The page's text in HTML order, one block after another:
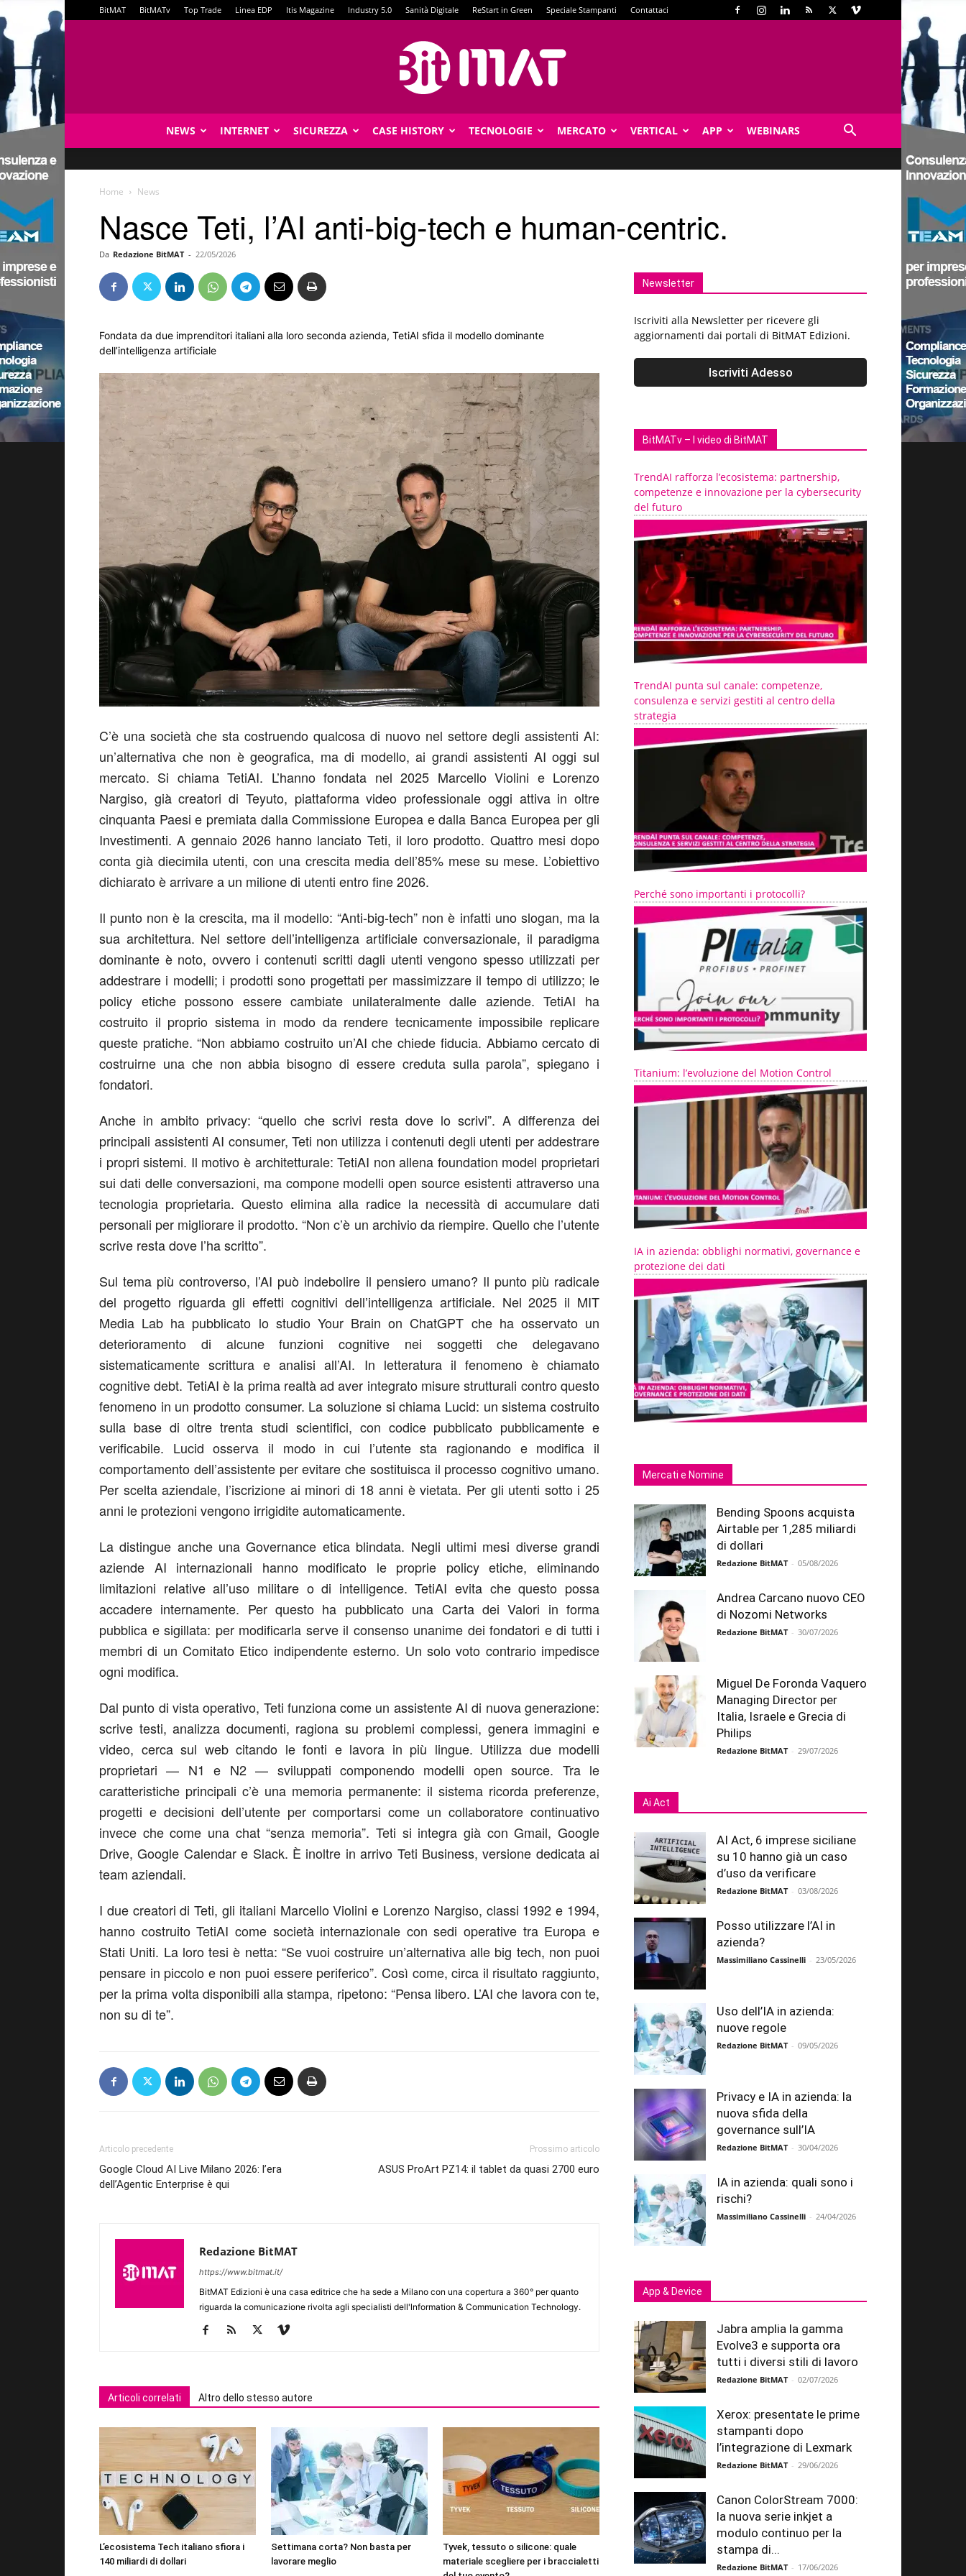
BitMAT BitMATv Top Trade Linea EDP Itis Magazine Industry 5.0 Sanità Digitale ReStart in Green Speciale Stampanti Contattaci
NEWS INTERNET SICUREZZA CASE HISTORY TECNOLOGIE MERCATO VERTICAL APP WEBINARS
Home News
Nasce Teti, l’AI anti-big-tech e human-centric.
Da Redazione BitMAT - 22/05/2026
Fondata da due imprenditori italiani alla loro seconda azienda, TetiAI sfida il modello dominante
dell’intelligenza artificiale
C’è una società che sta costruendo qualcosa di nuovo nel settore degli assistenti AI:
un’alternativa che non è geografica, ma di modello, ai grandi assistenti AI oggi sul
mercato. Si chiamaTetiAI. L’hanno fondata nel 2025 Marcello Violini e Lorenzo
Nargiso, già creatori di Teyuto, piattaforma video professionale oggi attiva in oltre
cinquanta Paesi e premiata dalla Commissione Europea e dalla Banca Europea per gli
Investimenti. A gennaio 2026 hanno lanciato Teti, il loro prodotto. Quattro mesi dopo
conta già diecimila utenti, con una crescita media dell’85% mese su mese. L’obiettivo
dichiarato è arrivare a un milione di utenti entro fine 2026.
Il punto non è la crescita, ma il modello:“Anti-big-tech” non è infatti uno slogan, ma la
sua architettura. Nel settore dell’intelligenza artificiale conversazionale, il paradigma
dominante è noto, ovvero i contenuti scritti dagli utenti vengono spesso utilizzati per
addestrare i modelli; i prodotti sono progettati per massimizzare il tempo di utilizzo; le
policy etiche possono essere cambiate unilateralmente dalle aziende.TetiAI ha
costruito il proprio sistema in modo da rendere tecnicamente impossibile replicare
queste pratiche.“Non abbiamo costruito un’AI che chiede fiducia. Abbiamo cercato di
costruirne una che non abbia bisogno di essere creduta sulla parola”, spiegano i
fondatori.
Anche in ambito privacy: “quello che scrivi resta dove lo scrivi”. A differenza dei
principali assistenti AI consumer, Teti non utilizza i contenuti degli utenti per addestrare
i propri sistemi. Il motivo è architetturale:TetiAI non allena foundation model proprietari
sui dati delle conversazioni, ma compone modelli open source esistenti attraverso una
tecnologia proprietaria. Questo elimina alla radice la necessità di accumulare dati
personali per migliorare il prodotto. “Non c’è un archivio da riempire. Quello che l’utente
scrive resta dove l’ha scritto”.
Sul tema più controverso, l’AI può indebolire il pensiero umano? Il punto più radicale
del progetto riguardagli effetti cognitivi dell’intelligenza artificiale. Nel 2025 il MIT
Media Lab ha pubblicato lo studio Your Brain on ChatGPT che ha osservato un
deterioramento di alcune funzioni cognitive nei soggetti che delegavano
sistematicamente scrittura e analisi all’AI. In letteratura il fenomeno è chiamato
cognitivedebt. TetiAI è la prima realtà ad aver integrato misure strutturali contro questo
fenomeno in un prodotto consumer. La soluzione si chiama Lucid: un sistema costruito
sulla base di oltre trenta studi scientifici, con codice pubblicato pubblicamente e
verificabile. Lucid osserva il modo in cui l’utente sta ragionando e modifica il
comportamento dell’assistente per evitare che sostituisca il processo cognitivo umano.
Per scelta aziendale, l’iscrizione ai minori di 18 anni è vietata. Per gli utenti sotto i 25
anni le protezioni vengono irrigidite automaticamente.
La distingue anche unaGovernance etica blindata. Negli ultimi mesi diverse grandi
aziende AI internazionali hanno modificato le proprie policy etiche, eliminando
limitazioni relative all’uso militare o di intelligence.TetiAI evita che questo possa
accadere internamente. Per questo ha pubblicato una Carta dei Valori in forma
pubblica e sigillata: per modificarla serve il consenso unanime dei fondatori e di tutti i
membri di un Comitato Etico indipendente esterno. Un solo voto contrario impedisce
ogni modifica.
Dal punto di vista operativo, Teti funziona come un assistente AI di nuova generazione:
scrive testi, analizza documenti, ragiona su problemi complessi, genera immagini e
video, cerca sul web citando le fonti e lavora in più lingue. Utilizza due modelli
proprietari — N1 e N2 — sviluppati componendo modelli open source. Tra le
caratteristiche principali c’è una memoria permanente: il sistema ricorda preferenze,
progetti e decisioni dell’utente per comportarsi come un collaboratore continuativo
invece che come una chat “senza memoria”. Teti si integra già conGmail, Google
Drive, Google Calendare Slack. È inoltre in arrivo Teti Business, versione dedicata ai
team aziendali.
I due creatori di Teti, gli italiani Marcello Violini e Lorenzo Nargiso, classi 1992 e 1994,
hanno costruitoTetiAI come società internazionale con sedi operative tra Europa e
Stati Uniti. La loro tesi è netta: “Se vuoi costruire un’alternativa alle big tech, non puoi
pensare in piccolo e non puoi essere periferico”. Così come, circa il risultato raggiunto,
per la prima volta disponibili alla stampa, ripetono: “Pensa libero. L’AI che lavora con te,
non su di te”.
Articolo precedente
Google Cloud AI Live Milano 2026: l’era
dell’Agentic Enterprise è qui
Prossimo articolo
ASUS ProArt PZ14: il tablet da quasi 2700 euro
Redazione BitMAT
https://www.bitmat.it/
BitMAT Edizioni è una casa editrice che ha sede a Milano con una copertura a 360° per quanto
riguarda la comunicazione rivolta agli specialisti dell'lnformation & Communication Technology.
Articoli correlati Altro dello stesso autore
L’ecosistema Tech italiano sfiora i
140 miliardi di dollari
Settimana corta? Non basta per
lavorare meglio
Tyvek, tessuto o silicone: quale
materiale scegliere per i braccialetti
Newsletter
Iscriviti alla Newsletter per ricevere gli
aggiornamenti dai portali di BitMAT Edizioni.
BitMATv – I video di BitMAT
TrendAI rafforza l’ecosistema: partnership,
competenze e innovazione per la cybersecurity
del futuro
TrendAI punta sul canale: competenze,
consulenza e servizi gestiti al centro della
strategia
Perché sono importanti i protocolli?
Titanium: l’evoluzione del Motion Control
IA in azienda: obblighi normativi, governance e
protezione dei dati
Mercati e Nomine
Bending Spoons acquista
Airtable per 1,285 miliardi
di dollari
Redazione BitMAT - 05/08/2026
Andrea Carcano nuovo CEO
di Nozomi Networks
Redazione BitMAT - 30/07/2026
Miguel De Foronda Vaquero
Managing Director per
Italia, Israele e Grecia di
Philips
Redazione BitMAT - 29/07/2026
Ai Act
AI Act, 6 imprese siciliane
su 10 hanno già un caso
d’uso da verificare
Redazione BitMAT - 03/08/2026
Posso utilizzare l’AI in
azienda?
Massimiliano Cassinelli - 23/05/2026
Uso dell’IA in azienda:
nuove regole
Redazione BitMAT - 09/05/2026
Privacy e IA in azienda: la
nuova sfida della
governance sull’IA
Redazione BitMAT - 30/04/2026
IA in azienda: quali sono i
rischi?
Massimiliano Cassinelli - 24/04/2026
App & Device
Jabra amplia la gamma
Evolve3 e supporta ora
tutti i diversi stili di lavoro
Redazione BitMAT - 02/07/2026
Xerox: presentate le prime
stampanti dopo
l’integrazione di Lexmark
Redazione BitMAT - 29/06/2026
Canon ColorStream 7000:
la nuova serie inkjet a
modulo continuo per la
stampa di...
Redazione BitMAT - 17/06/2026